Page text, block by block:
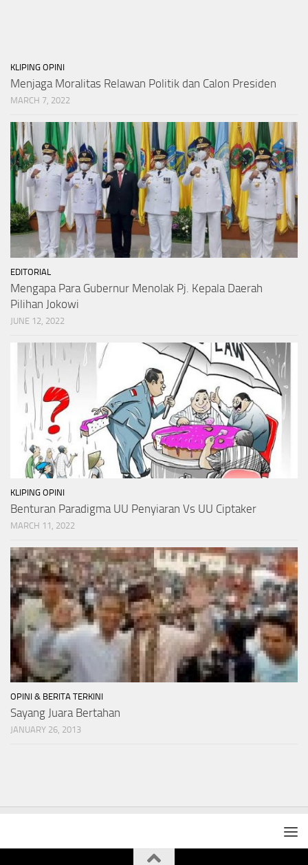
KLIPING OPINI
Menjaga Moralitas Relawan Politik dan Calon Presiden
MARCH 7, 2022
EDITORIAL
Mengapa Para Gubernur Menolak Pj. Kepala Daerah
Pilihan Jokowi
JUNE 12, 2022
KLIPING OPINI
Benturan Paradigma UU Penyiaran Vs UU Ciptaker
MARCH 11, 2022
OPINI & BERITA TERKINI
Sayang Juara Bertahan
JANUARY 26, 2013